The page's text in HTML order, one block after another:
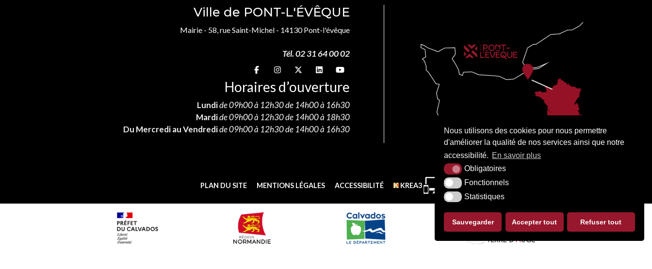
Nous utilisons des cookies pour nous permettre
d'améliorer la qualité de nos services ainsi que notre
accessibilité. En savoir plus
Obligatoires
Fonctionnels
Statistiques
Sauvegarder Accepter tout Refuser tout
Ville de PONT-L'ÉVÊQUE
Mairie - 58, rue Saint-Michel - 14130 Pont-l'évêque
Tél. 02 31 64 00 02
Suivez-nous sur
Suivez-nous sur
Suivez-nous sur
Suivez-nous sur
Suivez-nous sur
Horaires d’ouverture
Lundide 09h00 à 12h30 de 14h00 à 16h30
Mardide 09h00 à 12h30 de 14h00 à 18h30
Du Mercredi au Vendredide 09h00 à 12h30 de 14h00 à 16h30
PLAN DU SITE MENTIONS LÉGALES ACCESSIBILITÉ KREA3